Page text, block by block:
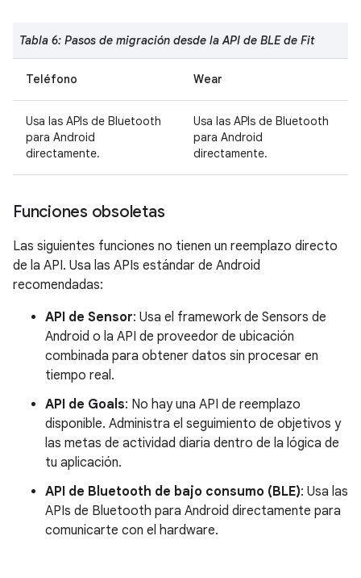
Tabla 6: Pasos de migración desde la API de BLE de Fit
Teléfono Wear
Usa las APIs de Bluetooth
para Android
directamente.
Usa las APIs de Bluetooth
para Android
directamente.
Funciones obsoletas
Las siguientes funciones no tienen un reemplazo directo
de la API. Usa las APIs estándar de Android
recomendadas:
API de Sensor: Usa el framework de Sensors de
Android o la API de proveedor de ubicación
combinada para obtener datos sin procesar en
tiempo real.
API de Goals: No hay una API de reemplazo
disponible. Administra el seguimiento de objetivos y
las metas de actividad diaria dentro de la lógica de
tu aplicación.
API de Bluetooth de bajo consumo (BLE): Usa las
APIs de Bluetooth para Android directamente para
comunicarte con el hardware.